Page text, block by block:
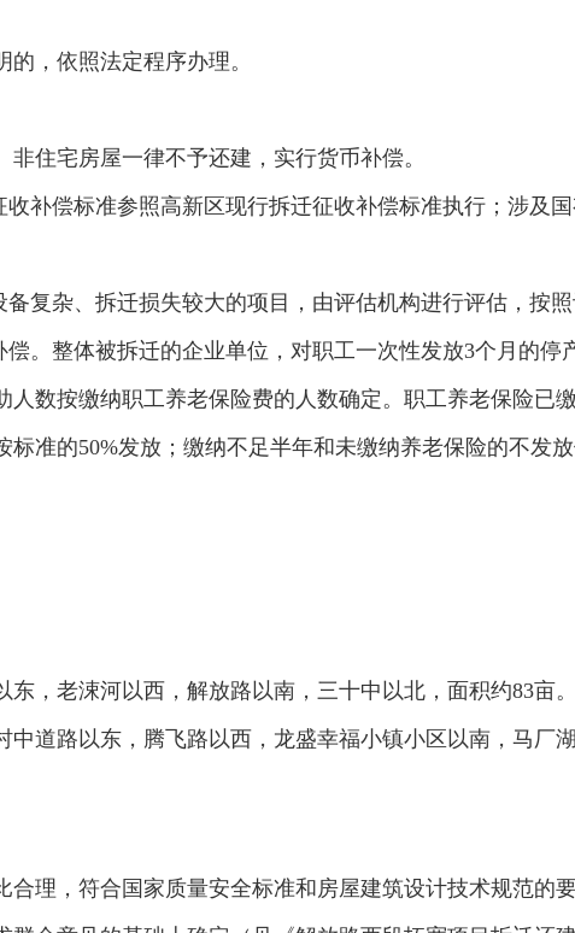
，依照法定程序办理。
住宅房屋一律不予还建，实行货币补偿。
补偿标准参照高新区现行拆迁征收补偿标准执行；涉及
复杂、拆迁损失较大的项目，由评估机构进行评估，按照
。整体被拆迁的企业单位，对职工一次性发放3个月的停
数按缴纳职工养老保险费的人数确定。职工养老保险已
准的50%发放；缴纳不足半年和未缴纳养老保险的不发
，老涑河以西，解放路以南，三十中以北，面积约83亩。
道路以东，腾飞路以西，龙盛幸福小镇小区以南，马厂
理，符合国家质量安全标准和房屋建筑设计技术规范的